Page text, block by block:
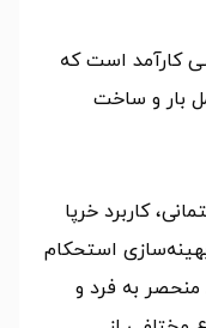
کارآمد است که
بار و ساخت
کاربرد خرپا
استحکام
منحصر به فرد و